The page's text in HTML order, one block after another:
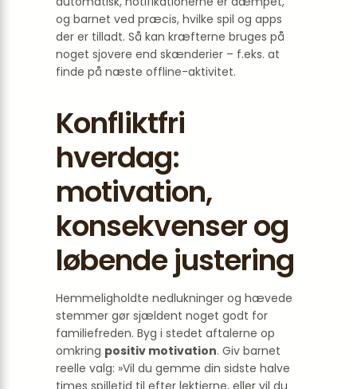
og barnet ved præcis, hvilke spil og apps
der er tilladt. Så kan kræfterne bruges på
noget sjovere end skænderier – f.eks. at
finde på næste offline-aktivitet.
Konfliktfri
hverdag:
motivation,
konsekvenser og
løbende justering
Hemmeligholdte nedlukninger og hævede
stemmer gør sjældent noget godt for
familiefreden. Byg i stedet aftalerne op
omkring positiv motivation. Giv barnet
reelle valg: »Vil du gemme din sidste halve